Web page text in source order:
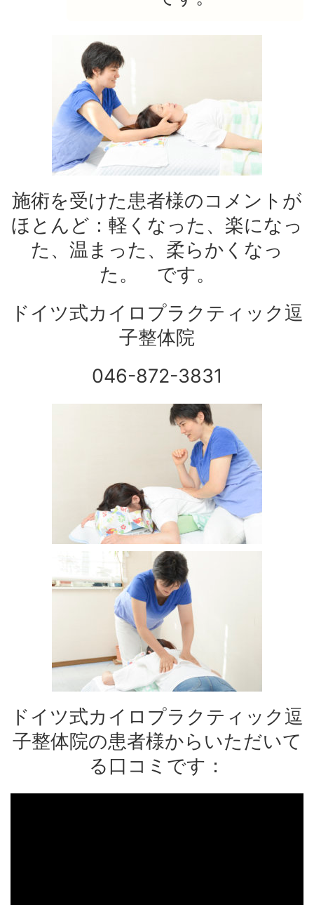
施術を受けた患者様のコメントが
ほとんど：軽くなった、楽になっ
た、温まった、柔らかくなっ
た。 です。
ドイツ式カイロプラクティック逗
子整体院
046-872-3831
ドイツ式カイロプラクティック逗
子整体院の患者様からいただいて
る口コミです：